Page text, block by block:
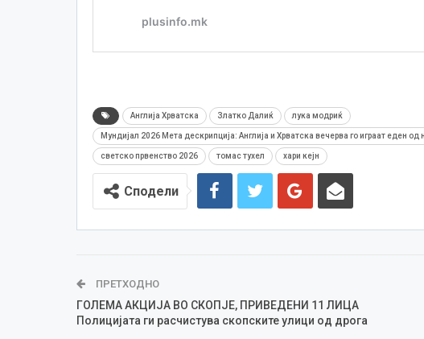
Англија Хрватска Златко Далиќ лука модриќ
Мундијал 2026 Мета дескрипција: Англија и Хрватска вечерва го играат еден
светско првенство 2026 томас тухел хари кејн
Сподели
ПРЕТХОДНО
ГОЛЕМА АКЦИЈА ВО СКОПЈЕ, ПРИВЕДЕНИ 11 ЛИЦА
Полицијата ги расчистува скопските улици од дрога